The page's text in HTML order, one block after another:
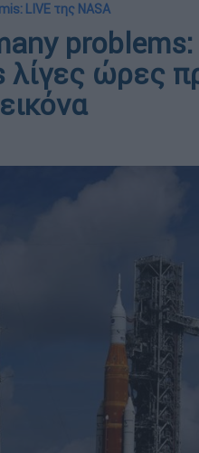
LIVE της NASA
ώρες